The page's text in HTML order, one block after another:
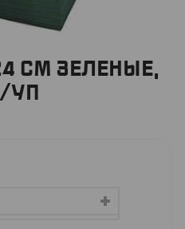
СМ ЗЕЛЕНЫЕ,
УП